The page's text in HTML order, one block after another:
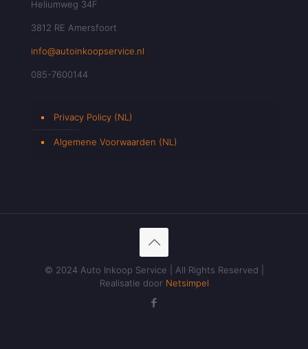
Heliumweg 34F
3812 RE Amersfoort
info@autoinkoopservice.nl
085-7600144
Privacy Policy (NL)
Algemene Voorwaarden (NL)
© 2024 Auto Inkoop Service | All Rights Reserved |
Realisatie door Netsimpel